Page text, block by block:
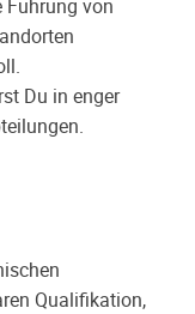
von
Du in enger
Qualifikation,